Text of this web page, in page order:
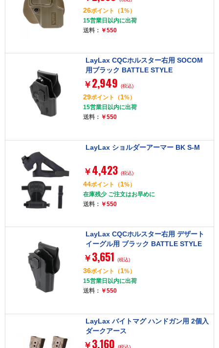
26ポイント （1%）
15営業日以内に出荷
送料： ￥550
LayLax CQCホルスター右用 SOCOM
用ブラック BATTLE STYLE
￥ 2,949 (税込)
29ポイント （1%）
15営業日以内に出荷
送料： ￥550
LayLax ショルダーアーマー BK S-M
￥ 4,423 (税込)
44ポイント （1%）
在庫残少 ご注文はお早めに
送料： ￥550
LayLax CQCホルスター右用 デザート
イーグル用 ブラック BATTLE STYLE
￥ 3,651 (税込)
36ポイント （1%）
15営業日以内に出荷
送料： ￥550
LayLax バイトマグ ハンドガン用 2個入
ダークアース
￥ 3,160 (税込)